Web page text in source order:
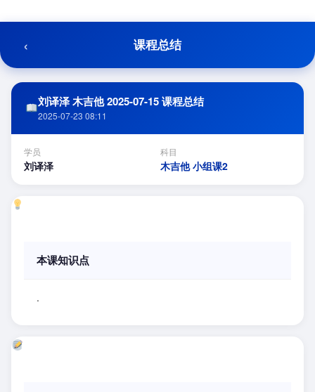
至
容
‹ 课程总结
刘译泽 木吉他 2025-07-15 课程总结
2025-07-23 08:11
学员
刘译泽
科目
木吉他 小组课2
本课知识点
.